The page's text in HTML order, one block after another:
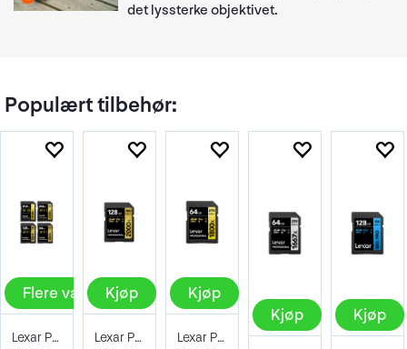
det lyssterke objektivet.
Populært tilbehør:
Flere valg
Lexar Pro 2000X SDXC UHS-II U3
Kjøp
Lexar Pro 2000X SDXC UHS-II U3 128GB
Kjøp
Lexar Pro 1800X SDXC UHS-II U3 64GB
Kjøp Kjøp